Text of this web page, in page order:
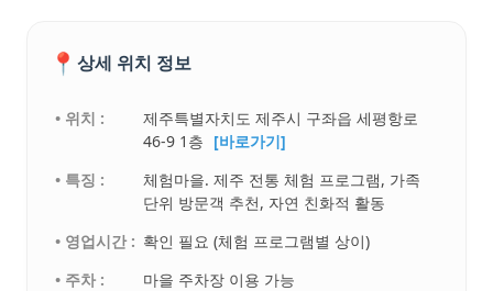
📍 상세 위치 정보
• 위치 :
제주특별자치도 제주시 구좌읍 세평항로
46-9 1층 [바로가기]
• 특징 :
체험마을. 제주 전통 체험 프로그램, 가족
단위 방문객 추천, 자연 친화적 활동
• 영업시간 : 확인 필요 (체험 프로그램별 상이)
• 주차 :
마을 주차장 이용 가능